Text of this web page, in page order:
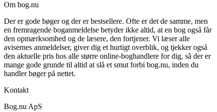
Udgivet:
Om bog.nu
Der er gode bøger og der er bestsellere. Ofte er det de samme, men
en fremragende boganmeldelse betyder ikke altid, at en bog også får
den opmærksomhed og de læsere, den fortjener. Vi læser alle
avisernes anmeldelser, giver dig et hurtigt overblik, og tjekker også
den aktuelle pris hos alle større online-boghandlere for dig, så der er
mange gode grunde til altid at slå et smut forbi bog.nu, inden du
handler bøger på nettet.
Kontakt
Bog.nu ApS